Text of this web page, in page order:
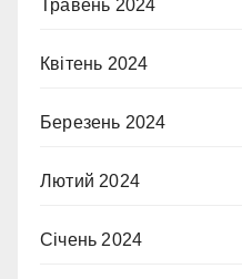
Травень 2024
Квітень 2024
Березень 2024
Лютий 2024
Січень 2024